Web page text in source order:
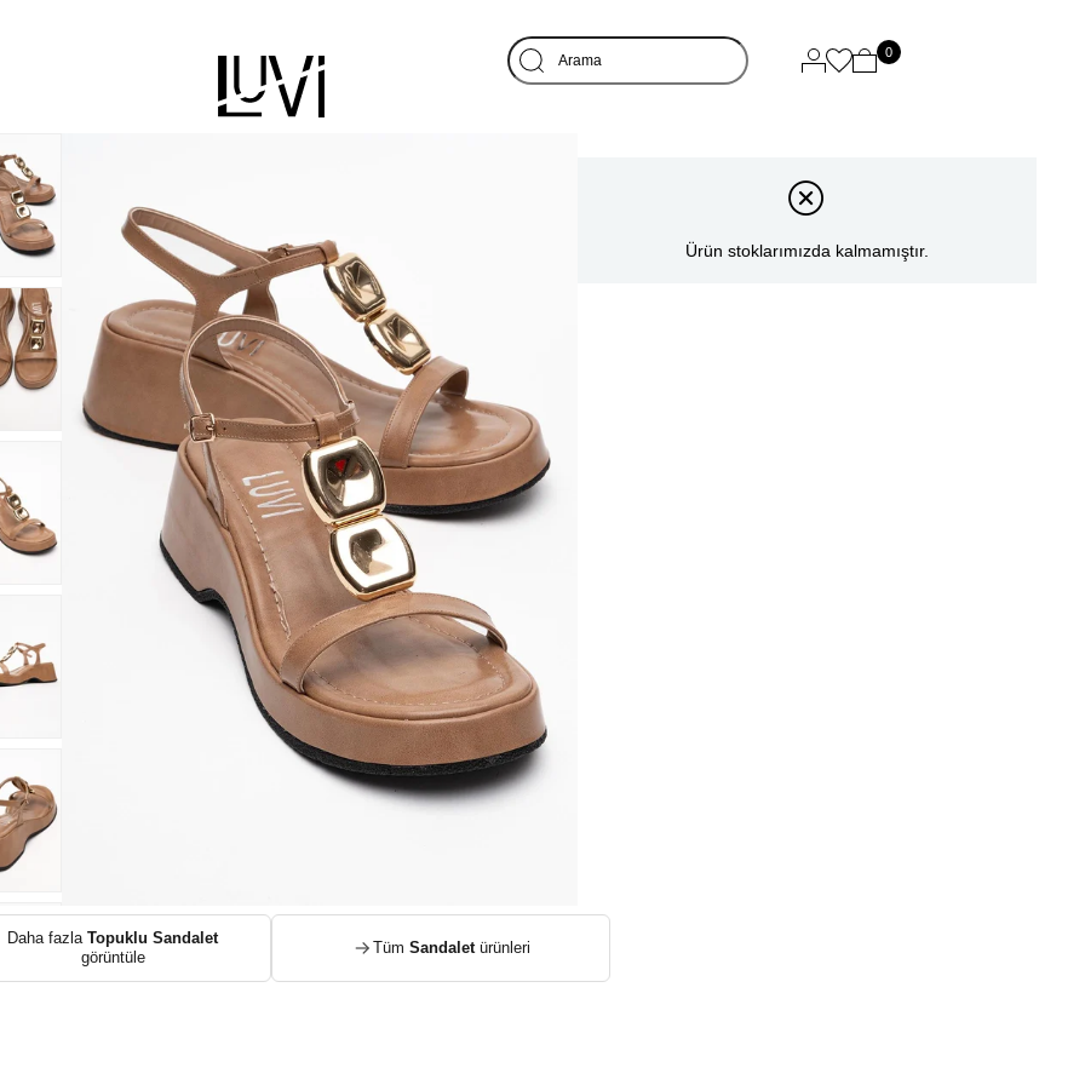
0
Ürün stoklarımızda kalmamıştır.
Daha fazla Topuklu Sandalet
görüntüle
Tüm Sandaletürünleri